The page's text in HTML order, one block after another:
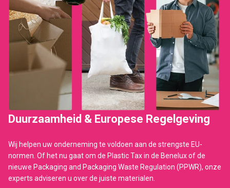
Duurzaamheid & Europese Regelgeving
Wij helpen uw onderneming te voldoen aan de strengste EU-
normen. Of het nu gaat om de Plastic Tax in de Benelux of de
nieuwe Packaging and Packaging Waste Regulation (PPWR), onze
experts adviseren u over de juiste materialen.